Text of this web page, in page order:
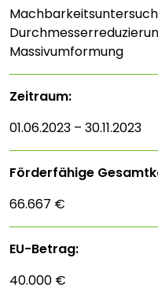
Massivumformung
Zeitraum:
01.06.2023 – 30.11.2023
Förderfähige
66.667 €
EU-Betrag:
40.000 €